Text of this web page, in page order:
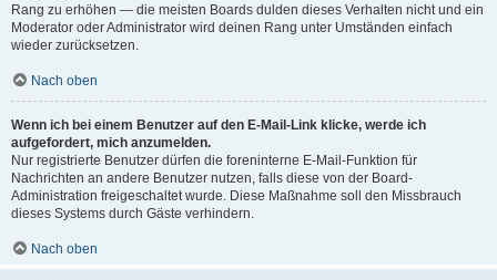
Rang zu erhöhen — die meisten Boards dulden dieses Verhalten nicht und ein
Moderator oder Administrator wird deinen Rang unter Umständen einfach
wieder zurücksetzen.
Nach oben
Wenn ich bei einem Benutzer auf den E-Mail-Link klicke, werde ich
aufgefordert, mich anzumelden.
Nur registrierte Benutzer dürfen die foreninterne E-Mail-Funktion für
Nachrichten an andere Benutzer nutzen, falls diese von der Board-
Administration freigeschaltet wurde. Diese Maßnahme soll den Missbrauch
dieses Systems durch Gäste verhindern.
Nach oben